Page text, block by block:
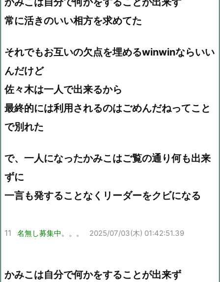
常に活きのいい相方を求めてた
それでもお互いの欠点を埋めるwinwinならいい
んだけど
佐々木は一人で出来るから
最終的には利用されるのはごめんだねってこと
で別れた
で、一人になったかみこはご覧の通り何も出来
ずに
一言も発することなくリーダーをクビになる
11 名無し募集中。。。 2025/07/03(木) 01:42:51.39
かみこは自分で何かをすることが出来ず